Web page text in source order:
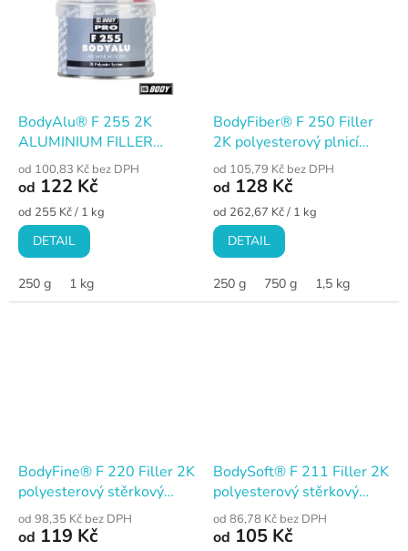
BodyAlu® F 255 2K
ALUMINIUM FILLER
polyesterový plnící tmel s
hliníkem, stříbrný
od 100,83 Kč bez DPH
od 122 Kč
Měrná
cena:
od 255 Kč / 1 kg
DETAIL
250 g 1 kg
BodyFiber® F 250 Filler
2K polyesterový plnicí
tmel se skelným vláknem,
zelený
od 105,79 Kč bez DPH
od 128 Kč
Měrná
cena:
od 262,67 Kč / 1 kg
DETAIL
250 g 750 g 1,5 kg
BodyFine® F 220 Filler 2K
polyesterový stěrkový
jemný tmel, bílý
od 98,35 Kč bez DPH
od 119 Kč
BodySoft® F 211 Filler 2K
polyesterový stěrkový
plnicí tmel, žlutý
od 86,78 Kč bez DPH
od 105 Kč